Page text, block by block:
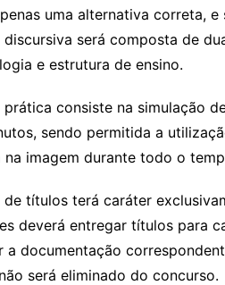
uma alternativa correta,
discursiva será composta de
e estrutura de ensino.
prática consiste na simulação
sendo permitida a
na imagem durante todo o
de títulos terá caráter
deverá entregar títulos para
a documentação
será eliminado do concurso.